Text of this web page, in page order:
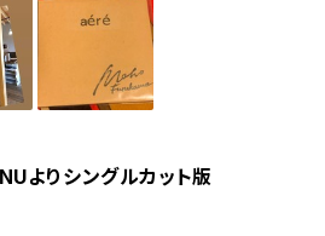
よりシングルカット版